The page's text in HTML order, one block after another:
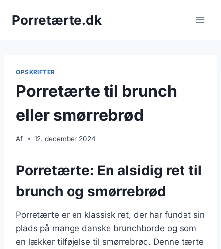
Porretærte.dk
OPSKRIFTER
Porretærte til brunch
eller smørrebrød
Af 12. december 2024
Porretærte: En alsidig ret til
brunch og smørrebrød
Porretærte er en klassisk ret, der har fundet sin
plads på mange danske brunchborde og som
en lækker tilføjelse til smørrebrød. Denne tærte